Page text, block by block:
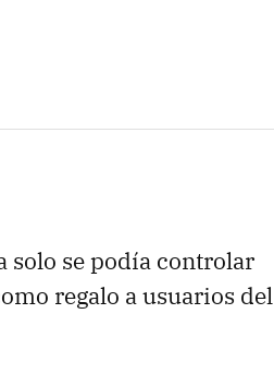
solo se podía controlar
regalo a usuarios del